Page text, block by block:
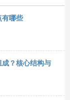
有哪些
？核心结构与